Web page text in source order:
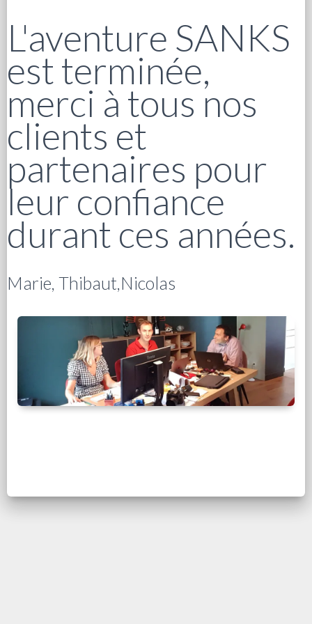
L'aventure SANKS
est terminée,
merci à tous nos
clients et
partenaires pour
leur confiance
durant ces années.
Marie, Thibaut,Nicolas